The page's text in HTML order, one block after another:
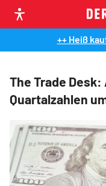
++ Heiß
The Trade
Quartalzahlen